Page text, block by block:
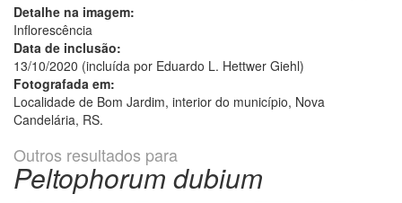
Detalhe na imagem:
Inflorescência
Data de inclusão:
13/10/2020 (incluída por Eduardo L. Hettwer Giehl)
Fotografada em:
Localidade de Bom Jardim, interior do município, Nova
Candelária, RS.
Outros resultados para
Peltophorum dubium